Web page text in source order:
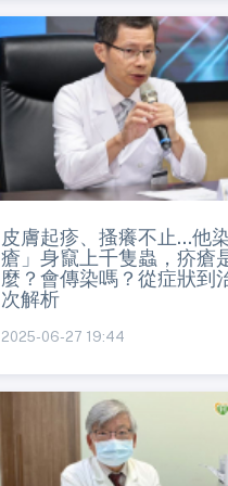
皮膚起疹、搔癢不止...他
瘡」身竄上千隻蟲，疥瘡
麼？會傳染嗎？從症狀到
次解析
2025-06-27 19:44